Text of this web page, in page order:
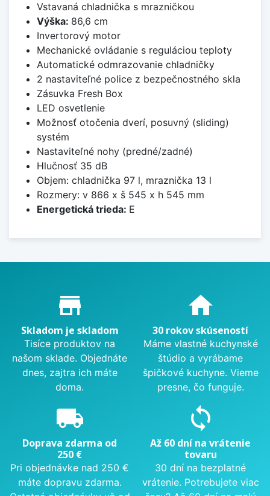
Vstavaná chladnička s mrazničkou
Výška: 86,6 cm
Invertorový motor
Mechanické ovládanie s reguláciou teploty
Automatické odmrazovanie chladničky
2 nastaviteľné police z bezpečnostného skla
Zásuvka Fresh Box
LED osvetlenie
Možnosť otočenia dverí, posuvný (sliding)
systém
Nastaviteľné nohy (predné/zadné)
Hlučnosť 35 dB
Objem: chladnička 97 l, mraznička 13 l
Rozmery: v 866 x š 545 x h 545 mm
Energetická trieda: E
Proč nakupovat u nás?
store_mall_directory
Skladom je skladom
Tisíce produktov na
našom sklade. Objednáte
dnes, zajtra ich máte
doma.
home
30 rokov skúseností
Máme vlastné kuchynské
štúdio a vyrábame
špičkové kuchyne. Vieme
presne, čo funguje.
local_shipping
Doprava zdarma od
250 €
Pri objednávke nad 250 €
máte dopravu zdarma.
sync
Až 60 dní na vrátenie
tovaru
30 dní na bezplatné
vrátenie. Potrebujete viac